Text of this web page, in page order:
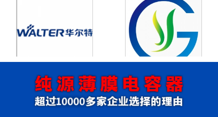
浙江华尔特机电股份有限公
司
浙江格瑶科技股份有限公司